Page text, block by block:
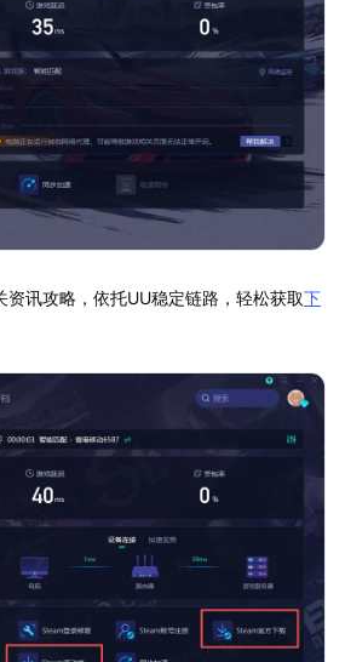
讯攻略，依托UU稳定链路，轻松获取下